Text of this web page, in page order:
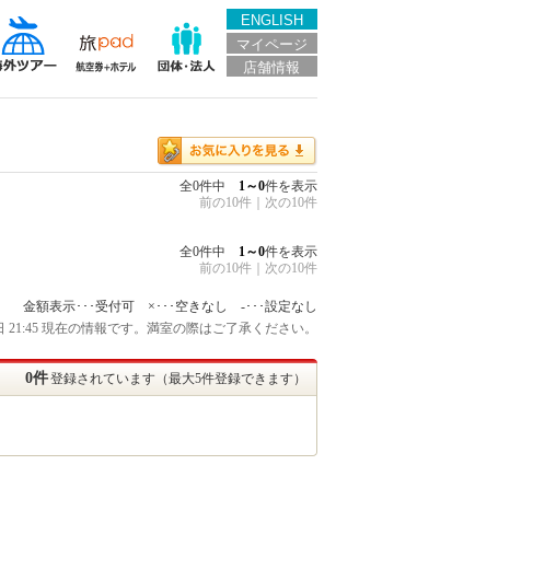
ENGLISH
マイページ
店舗情報
全0件中 1～0件を表示
前の10件
次の10件
全0件中 1～0件を表示
前の10件
次の10件
金額表示･･･受付可 ×･･･空きなし -･･･設定なし
21:45 現在の情報です。満室の際はご了承ください。
0件登録されています（最大5件登録できます）